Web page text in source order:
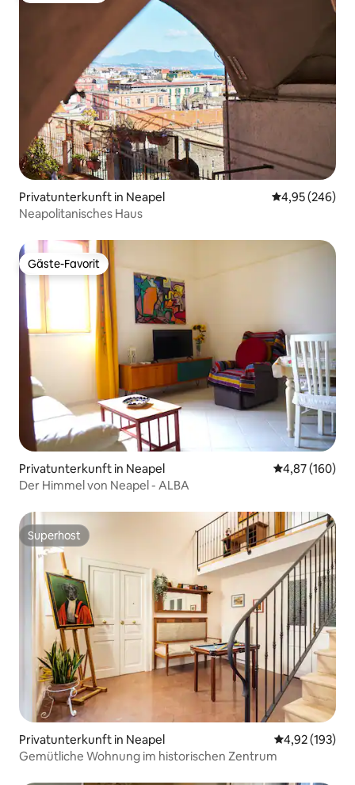
Privatunterkunft in Neapel
4,95 (246)
Neapolitanisches Haus
Gäste-Favorit
Gäste-Favorit
Privatunterkunft in Neapel
4,87 (160)
Der Himmel von Neapel - ALBA
Superhost
Superhost
Privatunterkunft in Neapel
4,92 (193)
Gemütliche Wohnung im historischen Zentrum